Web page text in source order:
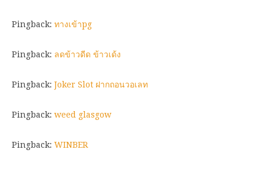
Pingback: ทางเข้าpg
Pingback: ลดข้าวดีด ข้าวเด้ง
Pingback: Joker Slot ฝากถอนวอเลท
Pingback: weed glasgow
Pingback: WINBER